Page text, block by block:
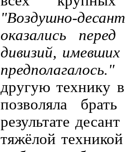
оказались
дивизий,
предполагалось."
другую технику
позволяла
результате
тяжёлой